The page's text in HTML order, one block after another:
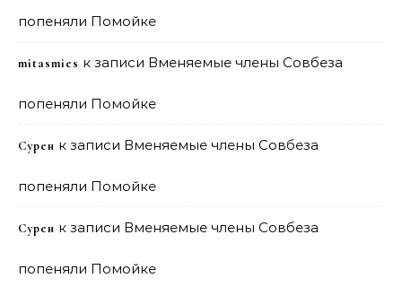
попеняли Помойке
mitasmies к записи Вменяемые члены Совбеза
попеняли Помойке
Сурен к записи Вменяемые члены Совбеза
попеняли Помойке
Сурен к записи Вменяемые члены Совбеза
попеняли Помойке